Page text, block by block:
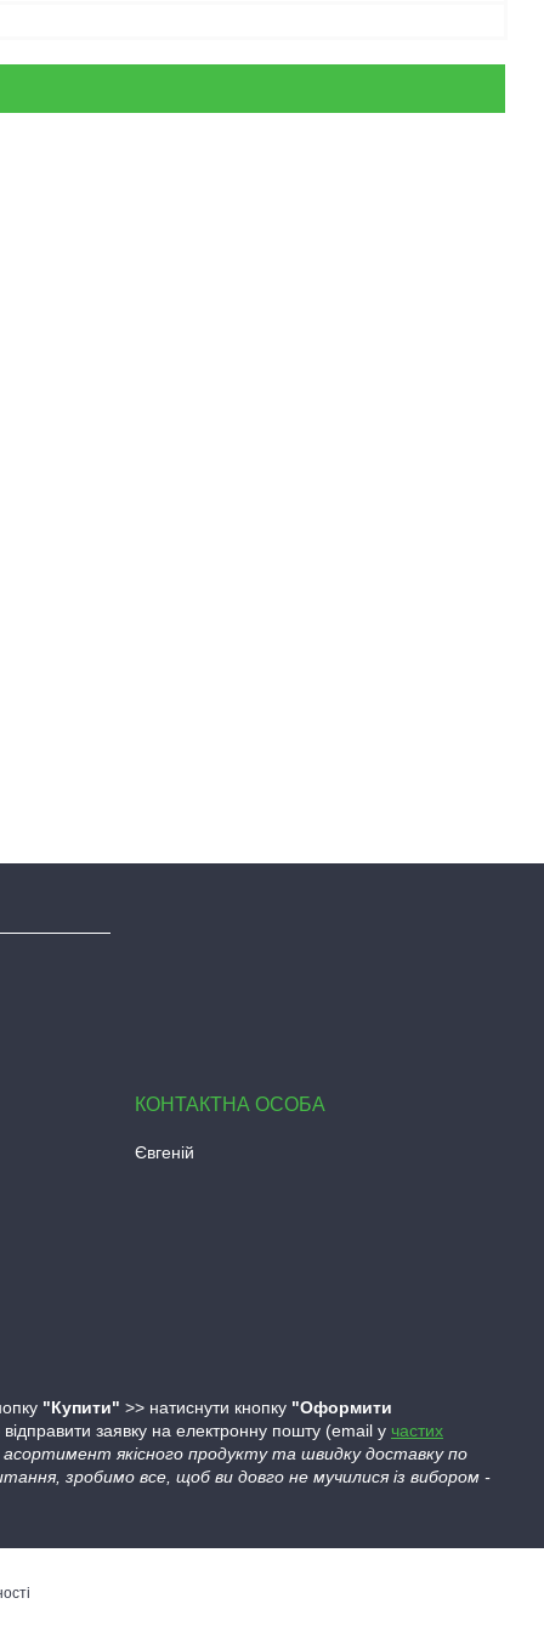
Євгеній
"Купити" >> натиснути кнопку "Оформити
заявку на електронну пошту (email у частих
якісного продукту та швидку доставку по
зробимо все, щоб ви довго не мучилися із вибором -